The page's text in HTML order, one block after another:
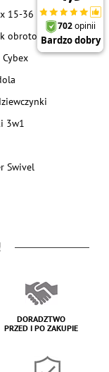
15-36
obrotowy
3w1
Swivel
DORADZTWO
PRZED I PO ZAKUPIE